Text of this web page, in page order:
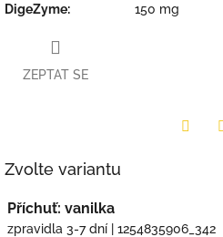
DigeZyme: 150 mg
ZEPTAT SE
Zvolte variantu
Příchuť: vanilka
zpravidla 3-7 dní
| 1254835906_342